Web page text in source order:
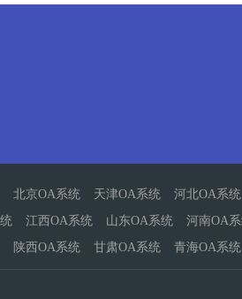
北京OA系统 天津OA系统 河北OA系统
统
江西OA系统 山东OA系统 河南OA
陕西OA系统
甘肃OA系统 青海OA系统